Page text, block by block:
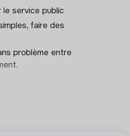
l’événement
le service public
faire des
problème entre